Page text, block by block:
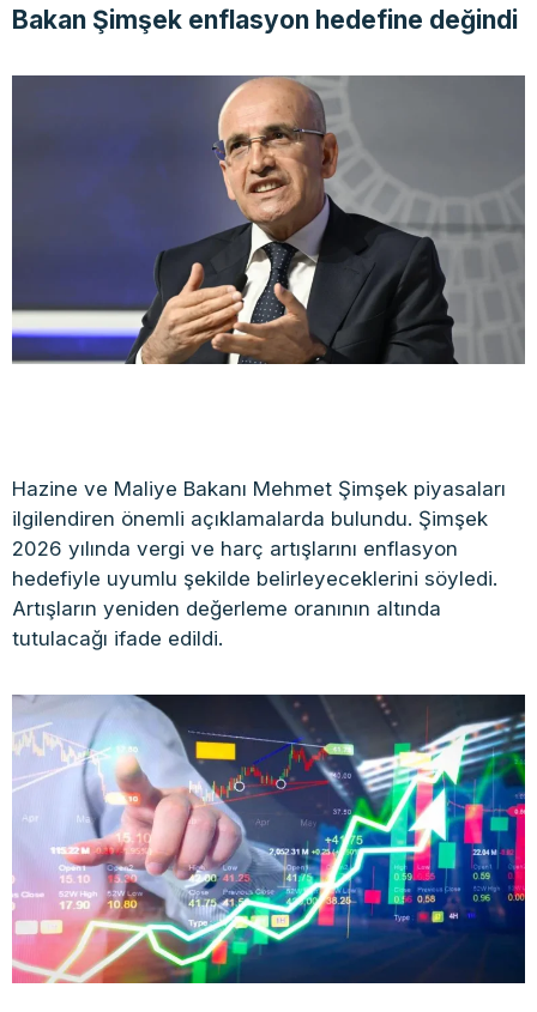
Bakan Şimşek enflasyon hedefine değindi
Hazine ve Maliye Bakanı Mehmet Şimşek piyasaları
ilgilendiren önemli açıklamalarda bulundu. Şimşek
2026 yılında vergi ve harç artışlarını enflasyon
hedefiyle uyumlu şekilde belirleyeceklerini söyledi.
Artışların yeniden değerleme oranının altında
tutulacağı ifade edildi.